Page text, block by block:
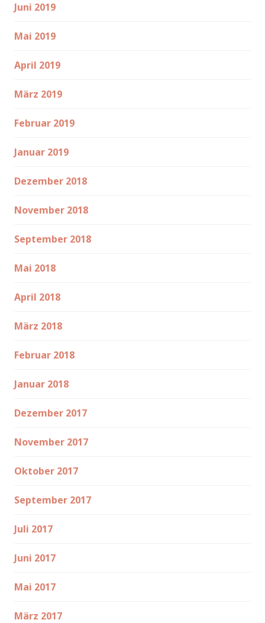
Juni 2019
Mai 2019
April 2019
März 2019
Februar 2019
Januar 2019
Dezember 2018
November 2018
September 2018
Mai 2018
April 2018
März 2018
Februar 2018
Januar 2018
Dezember 2017
November 2017
Oktober 2017
September 2017
Juli 2017
Juni 2017
Mai 2017
März 2017